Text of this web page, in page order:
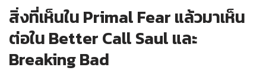
สิ่งที่เห็นใน Primal Fear แล้วมาเห็น
ต่อใน Better Call Saul และ
Breaking Bad